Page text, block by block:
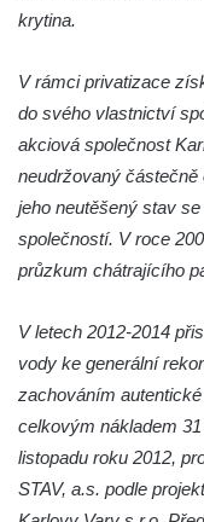
Jablonném v
Dvůr Hořín
Budova
Budova bývalého
Budova gymnázia
Duchcově
Hospodářský
krytina.
V rámci privatizace
do svého vlastnictví
akciová společnost
neudržovaný
jeho neutěšený stav
společností. V roce
průzkum chátrajícího
V letech 2012-2014
vody ke generální
zachováním
celkovým nákladem
listopadu roku 2012,
STAV, a.s. podle